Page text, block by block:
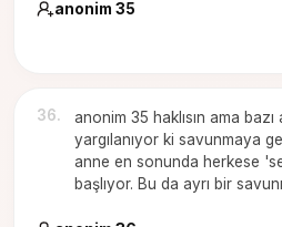
anonim 35
36.
anonim 35 haklısın ama
yargılanıyor ki savunmaya
anne en sonunda herkese
başlıyor. Bu da ayrı bir